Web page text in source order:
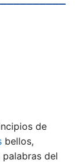
de
bellos,
del